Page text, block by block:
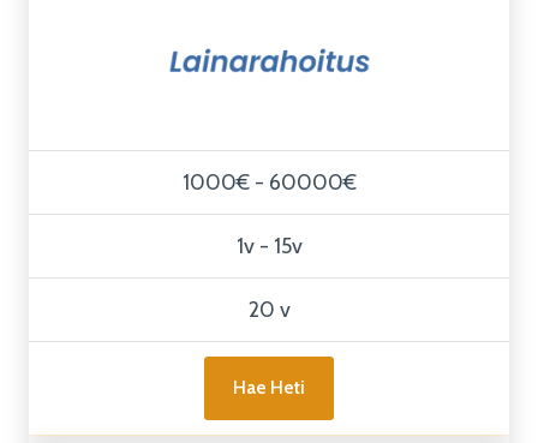
1000€ - 60000€
1v - 15v
20 v
Hae Heti